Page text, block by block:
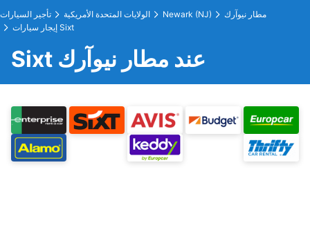
تأجير السيارات الولايات المتحدة الأمريكية Newark (NJ)
مطار نيوآرك
إيجار سيارات Sixt
Sixt عند مطار نيوآرك